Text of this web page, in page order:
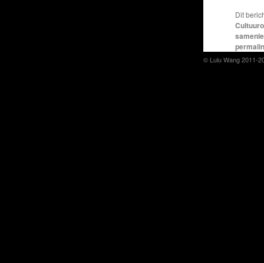
Dit
© Lulu Wang 2011-